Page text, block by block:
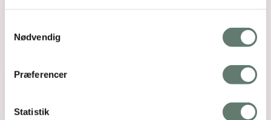
Nødvendig
Præferencer
Statistik
Rosemaimonide.com